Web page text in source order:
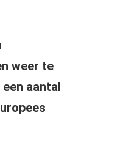
weer te
aantal